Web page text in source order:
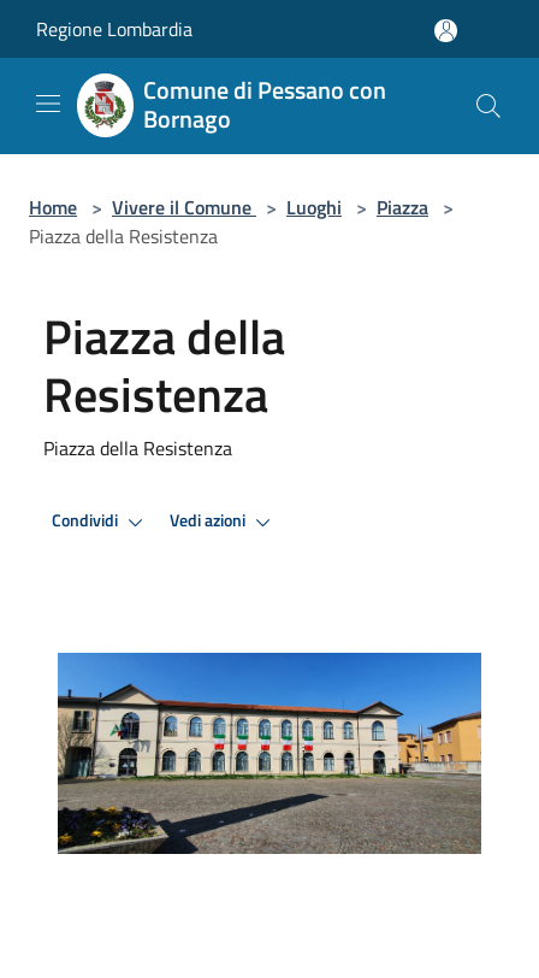
Regione Lombardia
Comune di Pessano con
Bornago
Home > Vivere il Comune > Luoghi > Piazza >
Piazza della Resistenza
Piazza della
Resistenza
Piazza della Resistenza
Condividi Vedi azioni